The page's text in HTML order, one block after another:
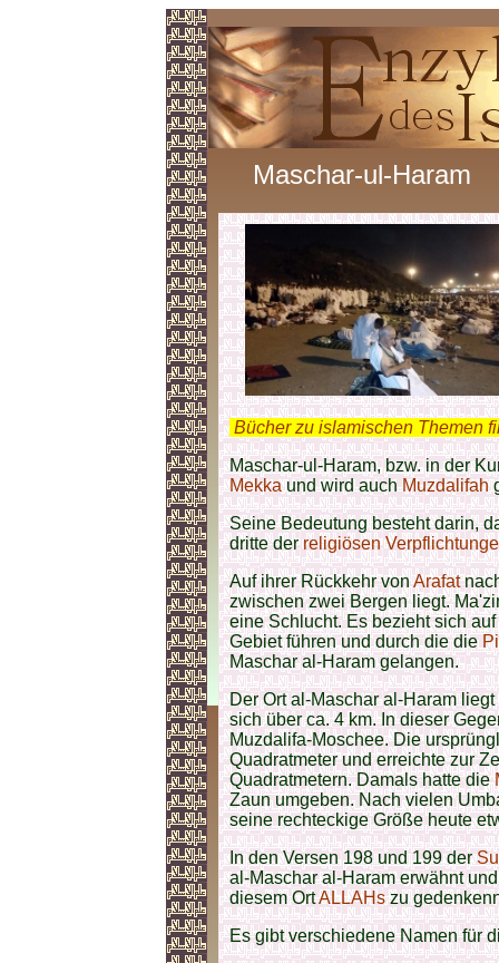
Maschar-ul-Haram
Bücher zu islamischen Themen
Maschar-ul-Haram, bzw. in der
Mekkaund wird auchMuzdalifah
Seine Bedeutung besteht darin,
dritte derreligiösen
Auf ihrer Rückkehr vonArafat
zwischen zwei Bergen liegt.
eine Schlucht. Es bezieht sich
Gebiet führen und durch die die
Maschar al-Haram gelangen.
Der Ort al-Maschar al-Haram
sich über ca. 4 km. In dieser
Muzdalifa-Moschee. Die
Quadratmeter und erreichte zur
Quadratmetern. Damals hatte die
Zaun umgeben. Nach vielen
seine rechteckige Größe heute
In den Versen 198 und 199 der
al-Maschar al-Haram erwähnt
diesem OrtALLAHszu
Es gibt verschiedene Namen für